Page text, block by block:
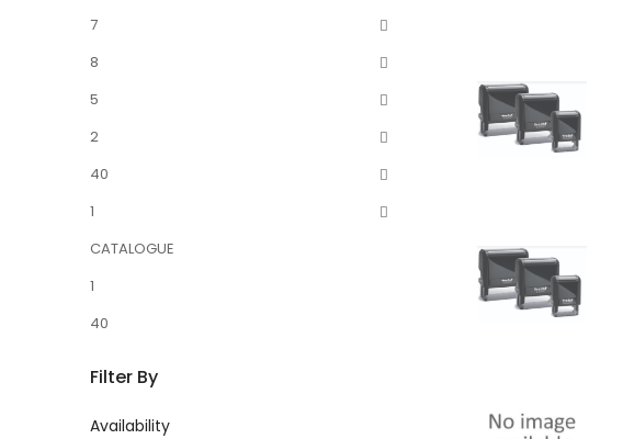
7
8
5
2
40
1
CATALOGUE
1
40
Filter By
Availability